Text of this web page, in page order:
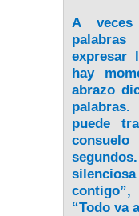
A
expresar
hay
abrazo
puede
“Todo va